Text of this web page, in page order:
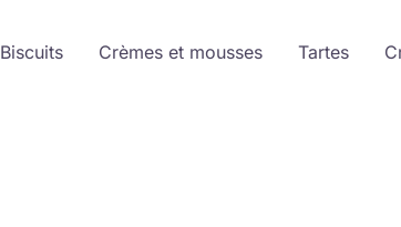
Biscuits Crèmes et mousses Tartes